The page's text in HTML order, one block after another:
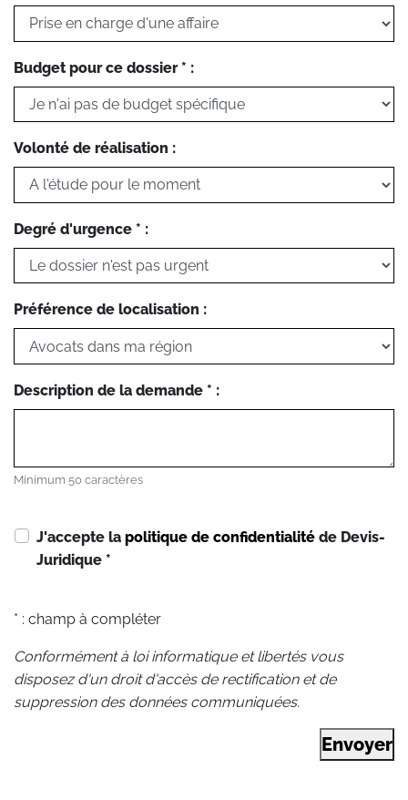
Budget pour ce dossier * :
Volonté de réalisation :
Degré d'urgence * :
Préférence de localisation :
Description de la demande * :
Minimum 50 caractères
J'accepte la politique de confidentialité de Devis-
Juridique *
* : champ à compléter
Conformément à loi informatique et libertés vous
disposez d'un droit d'accès de rectification et de
suppression des données communiquées.
Envoyer